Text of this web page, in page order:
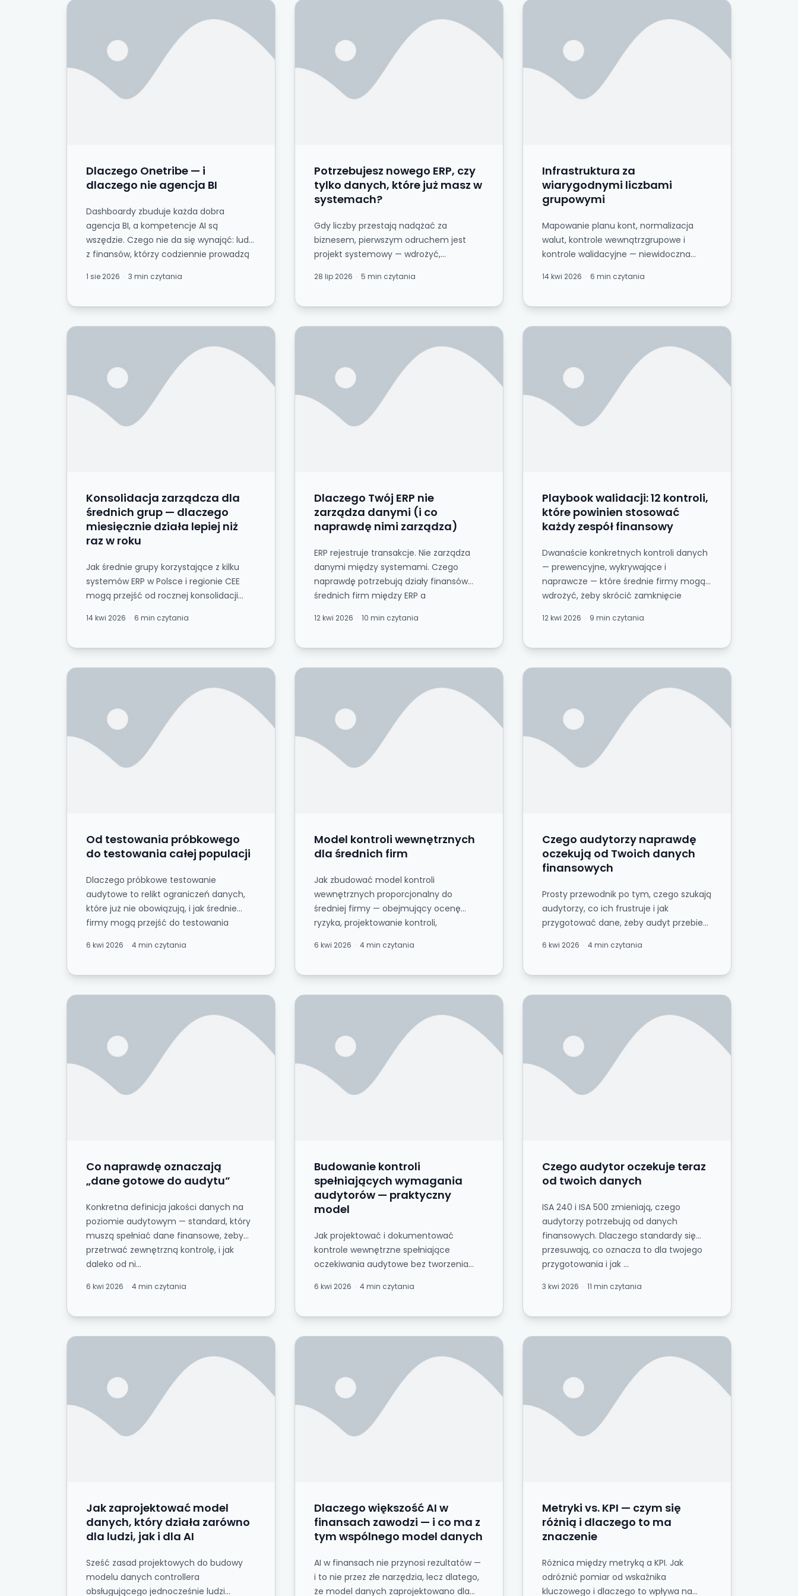
Dlaczego Onetribe — i dlaczego nie agencja BI
Dlaczego Onetribe — i
dlaczego nie agencja BI
Dashboardy zbuduje każda dobra
agencja BI, a kompetencje AI są
wszędzie. Czego nie da się wynająć: ludzi
z finansów, którzy codziennie prowadzą
1 sie 2026 3 min czytania
Potrzebujesz nowego ERP, czy tylko danych, które już masz w systemach?
Potrzebujesz nowego ERP, czy
tylko danych, które już masz w
systemach?
Gdy liczby przestają nadążać za
biznesem, pierwszym odruchem jest
projekt systemowy — wdrożyć,
spółki, przeszkolić. Często to...
28 lip 2026 5 min czytania
Infrastruktura za wiarygodnymi liczbami grupowymi
Infrastruktura za
wiarygodnymi liczbami
grupowymi
Mapowanie planu kont, normalizacja
walut, kontrole wewnątrzgrupowe i
kontrole walidacyjne — niewidoczna
skonsolidowane sprawoz...
14 kwi 2026 6 min czytania
Konsolidacja zarządcza dla średnich grup — dlaczego miesięcznie działa lepiej niż raz w roku
Konsolidacja zarządcza dla
średnich grup — dlaczego
miesięcznie działa lepiej niż
raz w roku
Jak średnie grupy korzystające z kilku
systemów ERP w Polsce i regionie CEE
mogą przejść od rocznej konsolidacji
raportowania grupowe...
14 kwi 2026 6 min czytania
Dlaczego Twój ERP nie zarządza danymi (i co naprawdę nimi zarządza)
Dlaczego Twój ERP nie
zarządza danymi (i co
naprawdę nimi zarządza)
ERP rejestruje transakcje. Nie zarządza
danymi między systemami. Czego
naprawdę potrzebują działy finansów
średnich firm między ERP a
12 kwi 2026 10 min czytania
Playbook walidacji: 12 kontroli, które powinien
Playbook walidacji: 12 kontroli,
które powinien stosować
każdy zespół finansowy
Dwanaście konkretnych kontroli danych
— prewencyjne, wykrywające i
naprawcze — które średnie firmy mogą
wdrożyć, żeby skrócić zamknięcie
12 kwi 2026 9 min czytania
Od testowania próbkowego do testowania całej populacji
Od testowania próbkowego
do testowania całej populacji
Dlaczego próbkowe testowanie
audytowe to relikt ograniczeń danych,
które już nie obowiązują, i jak średnie
firmy mogą przejść do testowania
6 kwi 2026 4 min czytania
Model kontroli wewnętrznych dla średnich firm
Model kontroli wewnętrznych
dla średnich firm
Jak zbudować model kontroli
wewnętrznych proporcjonalny do
średniej firmy — obejmujący ocenę
ryzyka, projektowanie kontroli,
6 kwi 2026 4 min czytania
Czego audytorzy naprawdę oczekują od Twoich
Czego audytorzy naprawdę
oczekują od Twoich danych
finansowych
Prosty przewodnik po tym, czego szukają
audytorzy, co ich frustruje i jak
przygotować dane, żeby audyt przebiegł
wielomiesięcznym kosz...
6 kwi 2026 4 min czytania
Co naprawdę oznaczają „dane gotowe do audytu”
Co naprawdę oznaczają
„dane gotowe do audytu”
Konkretna definicja jakości danych na
poziomie audytowym — standard, który
muszą spełniać dane finansowe, żeby
przetrwać zewnętrzną kontrolę, i jak
daleko od ni...
6 kwi 2026 4 min czytania
Budowanie kontroli spełniających wymagania audytorów — praktyczny model
Budowanie kontroli
spełniających wymagania
audytorów — praktyczny
model
Jak projektować i dokumentować
kontrole wewnętrzne spełniające
oczekiwania audytowe bez tworzenia
spowalniającego średnią firmę....
6 kwi 2026 4 min czytania
Czego audytor oczekuje teraz od twoich danych
Czego audytor oczekuje teraz
od twoich danych
ISA 240 i ISA 500 zmieniają, czego
audytorzy potrzebują od danych
finansowych. Dlaczego standardy się
przesuwają, co oznacza to dla twojego
przygotowania i jak ...
3 kwi 2026 11 min czytania
Jak zaprojektować model danych, który działa zarówno dla ludzi, jak i dla AI
Jak zaprojektować model
danych, który działa zarówno
dla ludzi, jak i dla AI
Sześć zasad projektowych do budowy
modelu danych controllera
obsługującego jednocześnie ludzi
Dlaczego większość AI w finansach zawodzi — i co ma z tym wspólnego model danych
Dlaczego większość AI w
finansach zawodzi — i co ma z
tym wspólnego model danych
AI w finansach nie przynosi rezultatów —
i to nie przez złe narzędzia, lecz dlatego,
że model danych zaprojektowano dla
Metryki vs. KPI — czym się różnią i dlaczego to ma
Metryki vs. KPI — czym się
różnią i dlaczego to ma
znaczenie
Różnica między metryką a KPI. Jak
odróżnić pomiar od wskaźnika
kluczowego i dlaczego to wpływa na